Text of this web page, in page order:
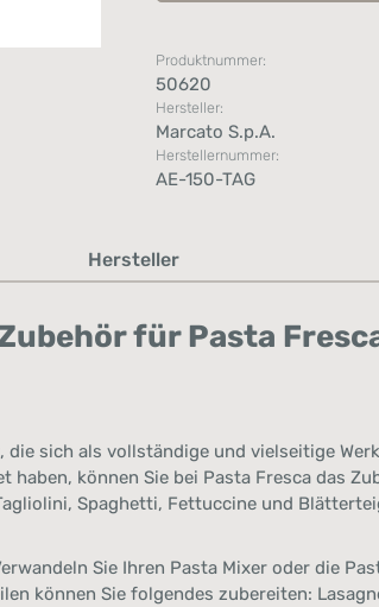
Produktnummer:
50620
Hersteller:
Marcato S.p.A.
Herstellernummer:
AE-150-TAG
Hersteller
für Pasta
sich als vollständige und vielseitige
können Sie bei Pasta Fresca das
Spaghetti, Fettuccine und
Sie Ihren Pasta Mixer oder die
können Sie folgendes zubereiten: